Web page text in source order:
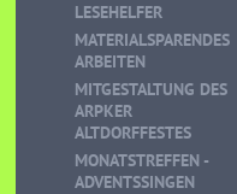
LESEHELFER
MATERIALSPARENDES
ARBEITEN
MITGESTALTUNG DES
ARPKER
ALTDORFFESTES
MONATSTREFFEN -
ADVENTSSINGEN